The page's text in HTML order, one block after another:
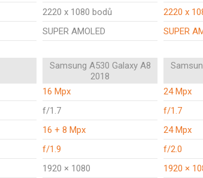
2220 x 1080 bodů 2220 x
SUPER AMOLED SUPER
Samsung A530 Galaxy A8
2018
16 Mpx 24 Mpx
f/1.7 f/1.7
16 + 8 Mpx 24 Mpx
f/1.9 f/2.0
1920 × 1080 1920 ×